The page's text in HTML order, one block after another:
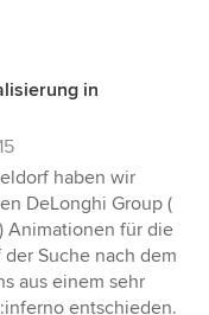
in
haben wir
DeLonghi Group (
Animationen für die
Suche nach dem
aus einem sehr
entschieden.